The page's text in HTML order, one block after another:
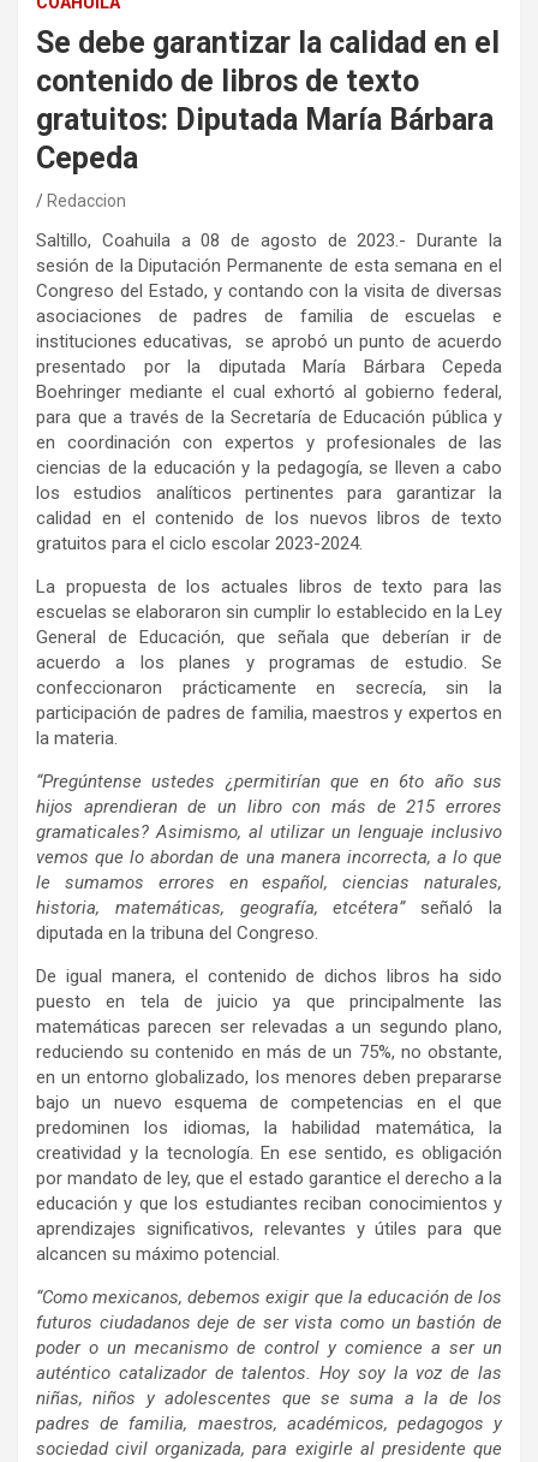
Se debe garantizar la calidad en el
contenido de libros de texto
gratuitos: Diputada María Bárbara
Cepeda
Redaccion
Saltillo, Coahuila a 08 de agosto de 2023.- Durante la
sesión de la Diputación Permanente de esta semana en el
Congreso del Estado, y contando con la visita de diversas
asociaciones de padres de familia de escuelas e
instituciones educativas, se aprobó un punto de acuerdo
presentado por la diputada María Bárbara Cepeda
Boehringer mediante el cual exhortó al gobierno federal,
para que a través de la Secretaría de Educación pública y
en coordinación con expertos y profesionales de las
ciencias de la educación y la pedagogía, se lleven a cabo
los estudios analíticos pertinentes para garantizar la
calidad en el contenido de los nuevos libros de texto
gratuitos para el ciclo escolar 2023-2024.
La propuesta de los actuales libros de texto para las
escuelas se elaboraron sin cumplir lo establecido en la Ley
General de Educación, que señala que deberían ir de
acuerdo a los planes y programas de estudio. Se
confeccionaron prácticamente en secrecía, sin la
participación de padres de familia, maestros y expertos en
la materia.
“Pregúntense ustedes ¿permitirían que en 6to año sus
hijos aprendieran de un libro con más de 215 errores
gramaticales? Asimismo, al utilizar un lenguaje inclusivo
vemos que lo abordan de una manera incorrecta, a lo que
le sumamos errores en español, ciencias naturales,
historia, matemáticas, geografía, etcétera”señaló la
diputada en la tribuna del Congreso.
De igual manera, el contenido de dichos libros ha sido
puesto en tela de juicio ya que principalmente las
matemáticas parecen ser relevadas a un segundo plano,
reduciendo su contenido en más de un 75%, no obstante,
en un entorno globalizado, los menores deben prepararse
bajo un nuevo esquema de competencias en el que
predominen los idiomas, la habilidad matemática, la
creatividad y la tecnología. En ese sentido, es obligación
por mandato de ley, que el estado garantice el derecho a la
educación y que los estudiantes reciban conocimientos y
aprendizajes significativos, relevantes y útiles para que
alcancen su máximo potencial.
“Como mexicanos, debemos exigir que la educación de los
futuros ciudadanos deje de ser vista como un bastión de
poder o un mecanismo de control y comience a ser un
auténtico catalizador de talentos. Hoy soy la voz de las
niñas, niños y adolescentes que se suma a la de los
padres de familia, maestros, académicos, pedagogos y
sociedad civil organizada, para exigirle al presidente que